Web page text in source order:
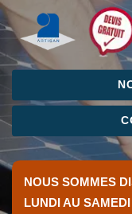
NOUS SOMMES
LUNDI AU